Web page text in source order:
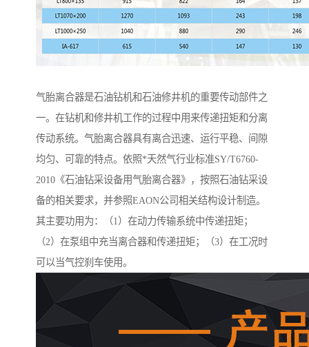
气胎离合器是石油钻机和石油修井机的重要传动部件之
一。在钻机和修井机工作的过程中用来传递扭矩和分离
传动系统。气胎离合器具有离合迅速、运行平稳、间隙
均匀、可靠的特点。依照*天然气行业标准SY/T6760-
2010《石油钻采设备用气胎离合器》，按照石油钻采设
备的相关要求，并参照EAON公司相关结构设计制造。
其主要功用为：（1）在动力传输系统中传递扭矩；
（2）在泵组中充当离合器和传递扭矩；（3）在工况时
可以当气控刹车使用。